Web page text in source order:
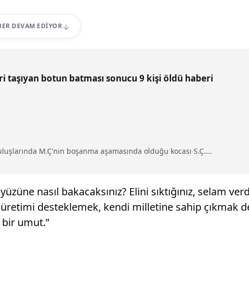
DEVAM EDIYOR
taşıyan botun batması sonucu 9 kişi öldü haberi
M.Ç'nin boşanma aşamasında olduğu kocası S.Ç....
nasıl bakacaksınız? Elini sıktığınız, selam
desteklemek, kendi milletine sahip çıkmak
umut.”